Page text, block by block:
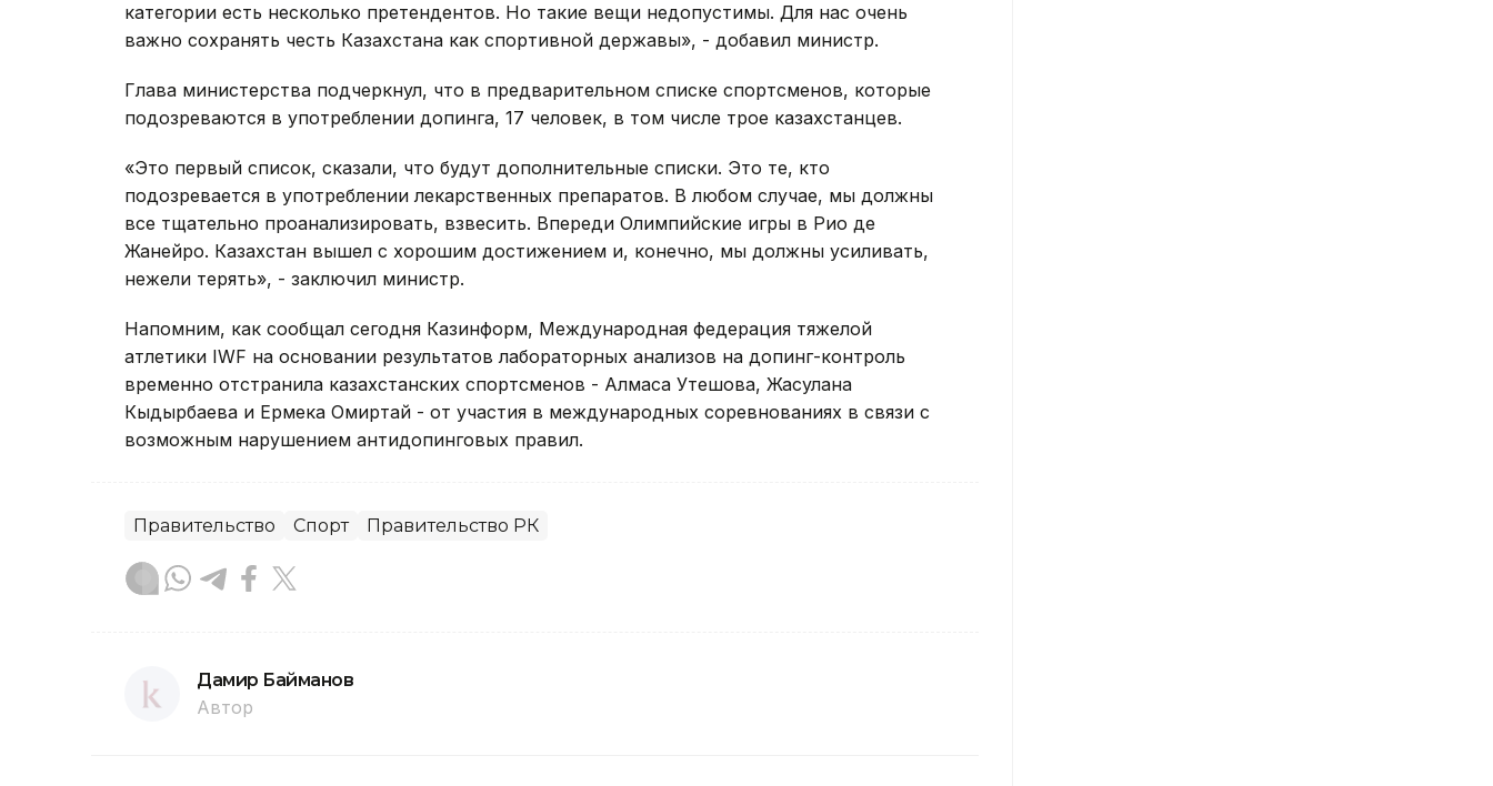
категории есть несколько претендентов. Но такие вещи недопустимы. Для нас очень
важно сохранять честь Казахстана как спортивной державы», - добавил министр.
Глава министерства подчеркнул, что в предварительном списке спортсменов, которые
подозреваются в употреблении допинга, 17 человек, в том числе трое казахстанцев.
«Это первый список, сказали, что будут дополнительные списки. Это те, кто
подозревается в употреблении лекарственных препаратов. В любом случае, мы должны
все тщательно проанализировать, взвесить. Впереди Олимпийские игры в Рио де
Жанейро. Казахстан вышел с хорошим достижением и, конечно, мы должны усиливать,
нежели терять», - заключил министр.
Напомним, как сообщал сегодня Казинформ, Международная федерация тяжелой
атлетики IWF на основании результатов лабораторных анализов на допинг-контроль
временно отстранила казахстанских спортсменов - Алмаса Утешова, Жасулана
Кыдырбаева и Ермека Омиртай - от участия в международных соревнованиях в связи с
возможным нарушением антидопинговых правил.
Правительство Спорт Правительство РК
Дамир Байманов
Автор